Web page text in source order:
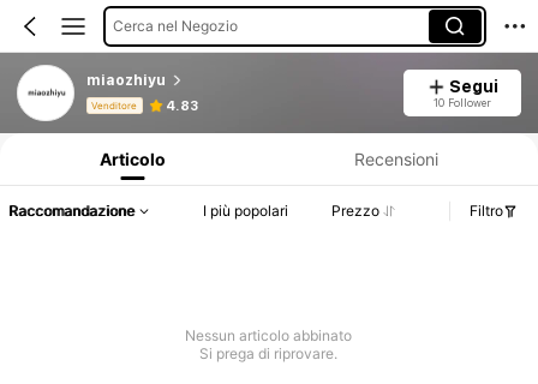
Cerca nel Negozio
miaozhiyu
Venditore 4.83
Segui
10 Follower
Articolo Recensioni
Raccomandazione I più popolari Prezzo Filtro
Nessun articolo abbinato
Si prega di riprovare.